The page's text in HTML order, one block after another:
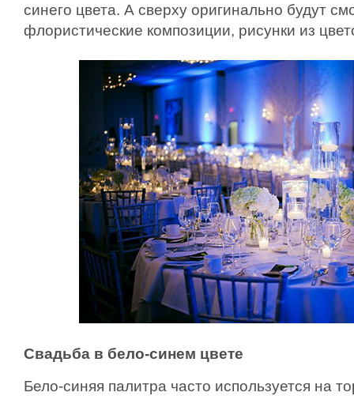
синего цвета. А сверху оригинально будут
флористические композиции, рисунки из
Свадьба в бело-синем цвете
Бело-синяя палитра часто используется на